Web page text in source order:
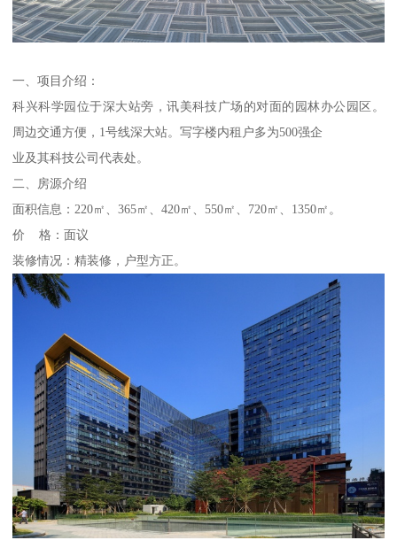
一、项目介绍：
科兴科学园位于深大站旁，讯美科技广场的对面的园林办公园区。
周边交通方便，1号线深大站。写字楼内租户多为500强企
业及其科技公司代表处。
二、房源介绍
面积信息：220㎡、365㎡、420㎡、550㎡、720㎡、1350㎡。
价 格：面议
装修情况：精装修，户型方正。